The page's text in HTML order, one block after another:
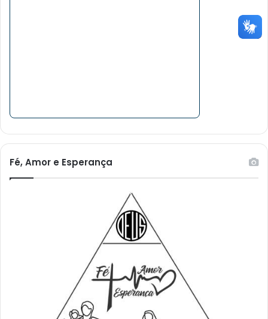
Fé, Amor e Esperança